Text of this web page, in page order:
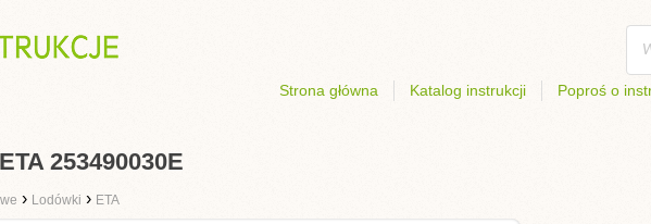
Strona główna Katalog instrukcji Poproś o
253490030E
› Lodówki › ETA